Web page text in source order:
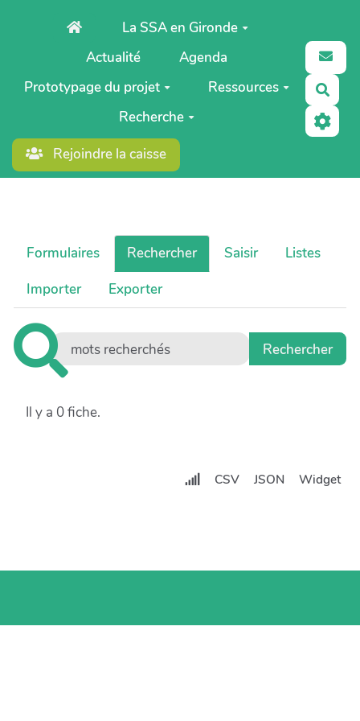
Aller au contenu principalLa SSA en Gironde
Actualité
Agenda
Prototypage du projet
Ressources
Recherche
Rejoindre la caisse
Formulaires Rechercher Saisir
Listes
Importer
Exporter
Il y a 0 fiche.
CSV JSON Widget